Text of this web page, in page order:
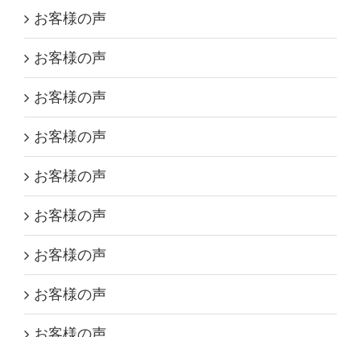
お客様の声
お客様の声
お客様の声
お客様の声
お客様の声
お客様の声
お客様の声
お客様の声